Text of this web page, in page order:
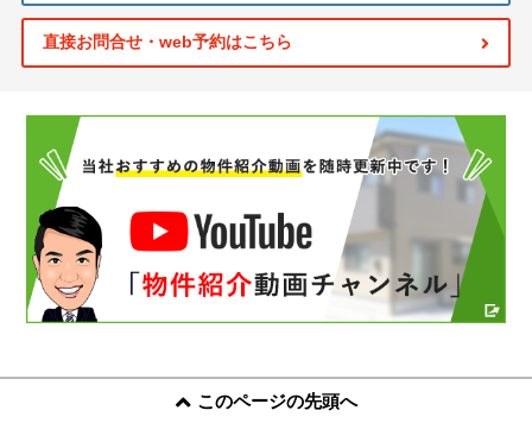
直接お問合せ・web予約はこちら
このページの先頭へ